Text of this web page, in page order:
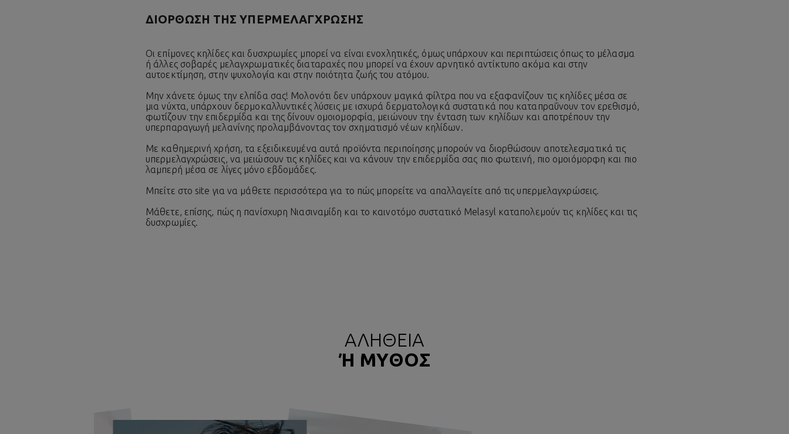
ΔΙΟΡΘΩΣΗ ΤΗΣ ΥΠΕΡΜΕΛΑΓΧΡΩΣΗΣ
Οι επίμονες κηλίδες και δυσχρωμίες μπορεί να είναι ενοχλητικές, όμως υπάρχουν και περιπτώσεις όπως το μέλασμα
ή άλλες σοβαρές μελαγχρωματικές διαταραχές που μπορεί να έχουν αρνητικό αντίκτυπο ακόμα και στην
αυτοεκτίμηση, στην ψυχολογία και στην ποιότητα ζωής του ατόμου.
Μην χάνετε όμως την ελπίδα σας! Μολονότι δεν υπάρχουν μαγικά φίλτρα που να εξαφανίζουν τις κηλίδες μέσα σε
μια νύχτα, υπάρχουν δερμοκαλλυντικές λύσεις με ισχυρά δερματολογικά συστατικά που καταπραΰνουν τον ερεθισμό,
φωτίζουν την επιδερμίδα και της δίνουν ομοιομορφία, μειώνουν την ένταση των κηλίδων και αποτρέπουν την
υπερπαραγωγή μελανίνης προλαμβάνοντας τον σχηματισμό νέων κηλίδων.
Με καθημερινή χρήση, τα εξειδικευμένα αυτά προϊόντα περιποίησης μπορούν να διορθώσουν αποτελεσματικά τις
υπερμελαγχρώσεις, να μειώσουν τις κηλίδες και να κάνουν την επιδερμίδα σας πιο φωτεινή, πιο ομοιόμορφη και πιο
λαμπερή μέσα σε λίγες μόνο εβδομάδες.
Μπείτε στο site για να μάθετε περισσότερα για το πώς μπορείτε να απαλλαγείτε από τις υπερμελαγχρώσεις.
Μάθετε, επίσης, πώς η πανίσχυρη Νιασιναμίδη και το καινοτόμο συστατικό Melasyl καταπολεμούν τις κηλίδες και τις
δυσχρωμίες.
ΑΛΗΘΕΙΑ
Ή ΜΥΘΟΣ